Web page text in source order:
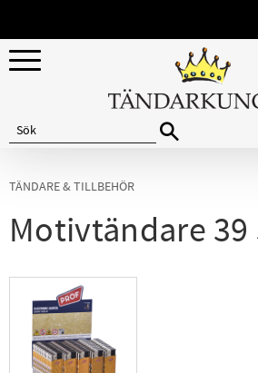
Meny
TÄNDARE & TILLBEHÖR
Motivtändare 39